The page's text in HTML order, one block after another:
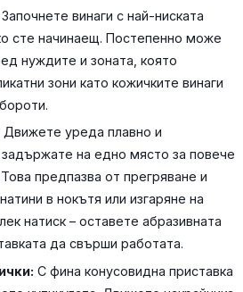
Започнете винаги с най-ниската
сте начинаещ. Постепенно може
нуждите и зоната, която
зони като кожичките винаги
Движете уреда плавно и
на едно място за повече
предпазва от прегряване и
в нокътя или изгаряне на
натиск – оставете абразивната
да свърши работата.
С фина конусовидна приставка